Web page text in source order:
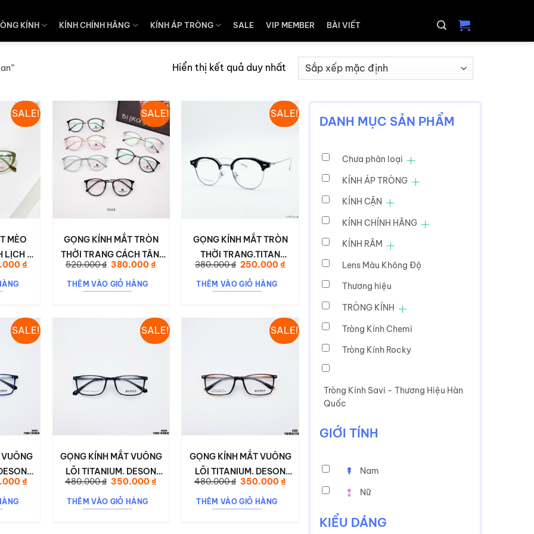
KÍNH KÍNH CHÍNH HÃNG KÍNH ÁP TRÒNG SALE VIP MEMBER BÀI VIẾT
Hiển thị kết quả duy nhất
SALE!
MÈO
LỊCH –
ÊM
8246
₫.
₫Giá
SALE!
GỌNG KÍNH MẮT TRÒN
THỜI TRANG CÁCH TÂN.
TITAN 3528
520.000₫ Giá
là:
520.000 ₫.
380.000₫Giá
THÊM VÀO GIỎ HÀNG
SALE!
GỌNG KÍNH MẮT TRÒN
THỜI TRANG.TITAN
DESON T22001
380.000₫ Giá
là:
380.000 ₫.
250.000₫Giá
THÊM VÀO GIỎ HÀNG
SALE!
₫.
₫Giá
SALE!
GỌNG KÍNH MẮT VUÔNG
LÕI TITANIUM. DESON
PARIM 60006
480.000₫ Giá
là:
480.000 ₫.
350.000₫Giá
THÊM VÀO GIỎ HÀNG
SALE!
GỌNG KÍNH MẮT VUÔNG
LÕI TITANIUM. DESON
PARIM 6320
480.000₫ Giá
là:
480.000 ₫.
350.000₫Giá
THÊM VÀO GIỎ HÀNG
DANH MỤC SẢN PHẨM
Chưa phân loại
KÍNH ÁP TRÒNG
KÍNH CẬN
KÍNH CHÍNH HÃNG
KÍNH RÂM
Lens Màu Không Độ
Thương hiệu
TRÒNG KÍNH
Tròng Kính Chemi
Tròng Kính Rocky
Tròng Kính Savi - Thương Hiệu Hàn
Quốc
GIỚI TÍNH
Nam
Nữ
KIỂU DÁNG